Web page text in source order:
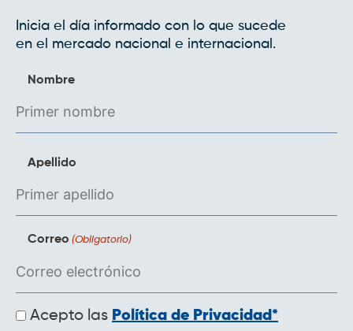
Inicia el día informado con lo que sucede
en el mercado nacional e internacional.
Nombre
Apellido
Correo (Obligatorio)
Políticas
de
Acepto las Política de Privacidad*